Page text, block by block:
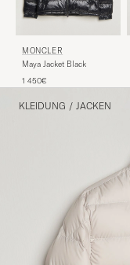
MONCLER
Maya Jacket Black
1 450€
KLEIDUNG / JACKEN